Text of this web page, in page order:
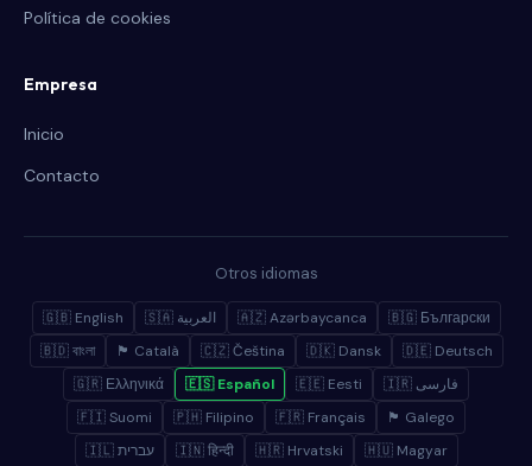
Política de cookies
Empresa
Inicio
Contacto
Otros idiomas
🇬🇧 English 🇸🇦 العربية 🇦🇿 Azərbaycanca
🇧🇬 Български
🇧🇩 বাংলা
🏴 Català 🇨🇿 Čeština 🇩🇰 Dansk
🇩🇪 Deutsch
🇬🇷 Ελληνικά
🇪🇸 Español 🇪🇪 Eesti
🇮🇷 فارسی
🇫🇮 Suomi
🇵🇭 Filipino 🇫🇷 Français
🏴 Galego
🇮🇱 עברית
🇮🇳 हिन्दी 🇭🇷 Hrvatski 🇭🇺 Magyar